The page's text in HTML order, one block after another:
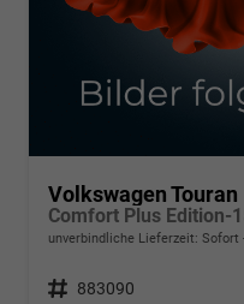
Volkswagen Touran
unverbindliche Lieferzeit: Sofort
Fahrzeugnr. 883090